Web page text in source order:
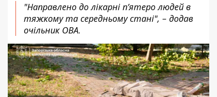
"Направлено до лікарні пʼятеро людей в
тяжкому та середньому стані", – додав
очільник ОВА.